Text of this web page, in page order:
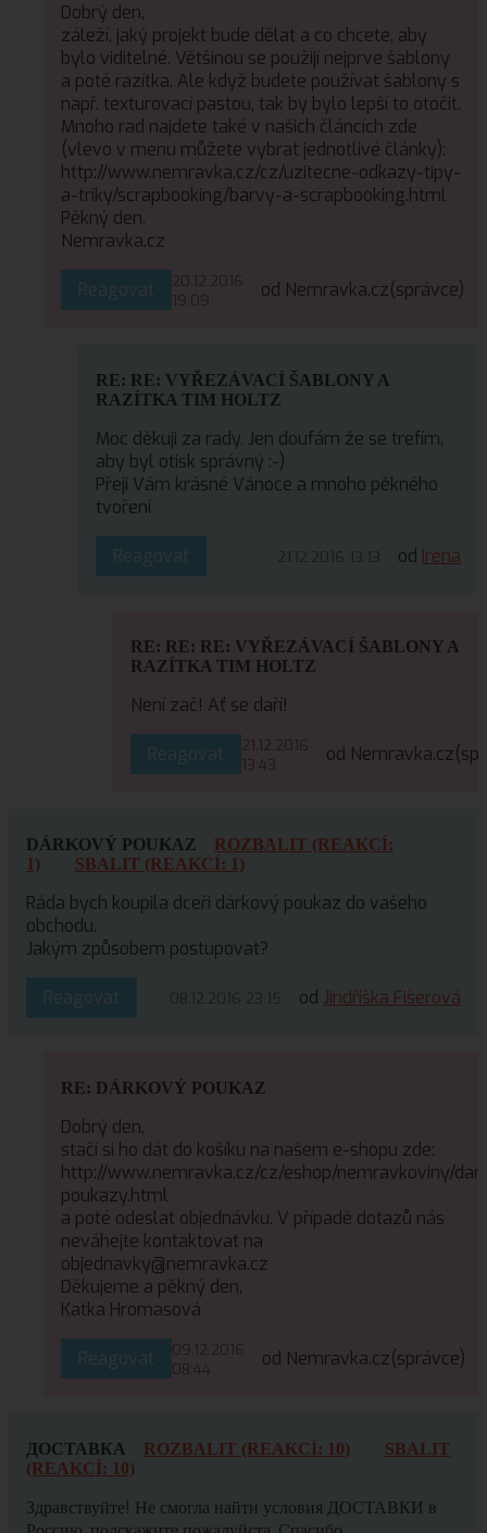
Dobrý den,
záleží, jaký projekt bude dělat a co chcete, aby
bylo viditelné. Většinou se použijí nejprve šablony
a poté razítka. Ale když budete používat šablony s
např. texturovací pastou, tak by bylo lepší to otočit.
Mnoho rad najdete také v našich článcích zde
(vlevo v menu můžete vybrat jednotlivé články):
http://www.nemravka.cz/cz/uzitecne-odkazy-tipy-
a-triky/scrapbooking/barvy-a-scrapbooking.html
Pěkný den,
Nemravka.cz
Reagovat
20.12.2016
19:09
od Nemravka.cz(správce)
RE: RE: VYŘEZÁVACÍ ŠABLONY A
RAZÍTKA TIM HOLTZ
Moc děkuji za rady. Jen doufám že se trefím,
aby byl otisk správný :-)
Přeji Vám krásné Vánoce a mnoho pěkného
tvoření
Reagovat 21.12.2016 13:13 od Irena
RE: RE: RE: VYŘEZÁVACÍ ŠABLONY A
RAZÍTKA TIM HOLTZ
Není zač! Ať se daří!
Reagovat
21.12.2016
13:43
od Nemravka.cz
DÁRKOVÝ POUKAZ
ROZBALIT (REAKCÍ:
1)
SBALIT (REAKCÍ: 1)
Ráda bych koupila dceři dárkový poukaz do vašeho
obchodu.
Jakým způsobem postupovat?
Reagovat 08.12.2016 23:15 od Jindřiška Fišerová
RE: DÁRKOVÝ POUKAZ
Dobrý den,
stačí si ho dát do košíku na našem e-shopu zde:
http://www.nemravka.cz/cz/eshop/nemravkoviny/
poukazy.html
a poté odeslat objednávku. V případě dotazů nás
neváhejte kontaktovat na
objednavky@nemravka.cz
Děkujeme a pěkný den,
Katka Hromasová
Reagovat
09.12.2016
08:44
od Nemravka.cz(správce)
ДОСТАВКА ROZBALIT (REAKCÍ: 10)
SBALIT
(REAKCÍ: 10)
Здравствуйте! Не смогла найти условия ДОСТАВКИ в